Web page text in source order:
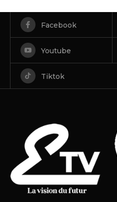
Facebook
Youtube
Tiktok